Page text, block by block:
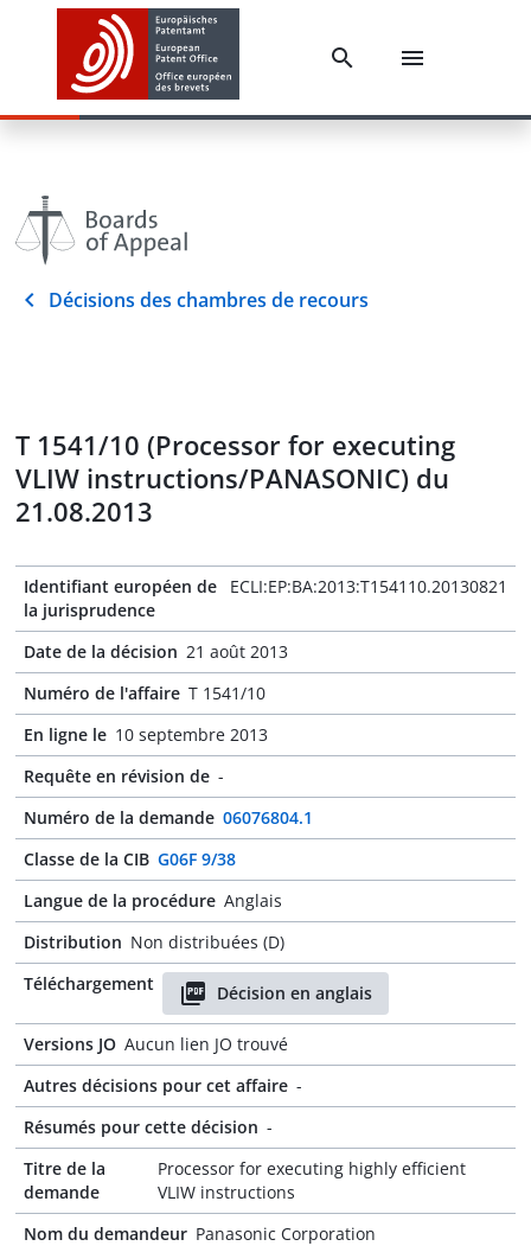
Décisions des chambres de recours
T 1541/10 (Processor for executing
VLIW instructions/PANASONIC) du
21.08.2013
Identifiant européen de
la jurisprudence
ECLI:EP:BA:2013:T154110.20130821
Date de la décision 21 août 2013
Numéro de l'affaire T 1541/10
En ligne le 10 septembre 2013
Requête en révision de -
Numéro de la demande 06076804.1
Classe de la CIB G06F 9/38
Langue de la procédure Anglais
Distribution Non distribuées (D)
Téléchargement
Décision en anglais
Versions JO Aucun lien JO trouvé
Autres décisions pour cet affaire -
Résumés pour cette décision -
Titre de la
demande
Processor for executing highly efficient
VLIW instructions
Nom du demandeur Panasonic Corporation